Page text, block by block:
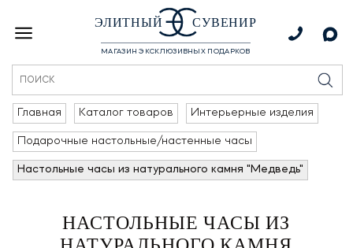
ЭЛИТНЫЙ СУВЕНИР
МАГАЗИН ЭКСКЛЮЗИВНЫХ ПОДАРКОВ
Главная Каталог товаров Интерьерные изделия
Подарочные настольные/настенные часы
Настольные часы из натурального камня "Медведь"
НАСТОЛЬНЫЕ ЧАСЫ ИЗ